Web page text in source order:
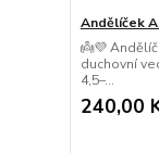
Andělíček
👼💜
duchovní
4,5–...
240,00